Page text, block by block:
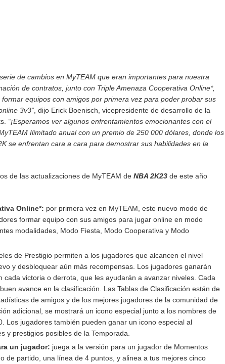
de cambios en MyTEAM que eran importantes para nuestra
de contratos, junto con Triple Amenaza Cooperativa Online*,
equipos con amigos por primera vez para poder probar sus
3v3”, dijo Erick Boenisch, vicepresidente de desarrollo de la
“¡Esperamos ver algunos enfrentamientos emocionantes con el
Ilimitado anual con un premio de 250 000 dólares, donde los
se enfrentan cara a cara para demostrar sus habilidades en la
de las actualizaciones de MyTEAM de NBA 2K23de este año
Online*: por primera vez en MyTEAM, este nuevo modo de
formar equipo con sus amigos para jugar online en modo
modalidades, Modo Fiesta, Modo Cooperativa y Modo
de Prestigio permiten a los jugadores que alcancen el nivel
y desbloquear aún más recompensas. Los jugadores ganarán
cada victoria o derrota, que les ayudarán a avanzar niveles. Cada
avance en la clasificación. Las Tablas de Clasificación están de
de amigos y de los mejores jugadores de la comunidad de
adicional, se mostrará un icono especial junto a los nombres de
Los jugadores también pueden ganar un icono especial al
y prestigios posibles de la Temporada.
un jugador: juega a la versión para un jugador de Momentos
de partido, una línea de 4 puntos, y alinea a tus mejores cinco